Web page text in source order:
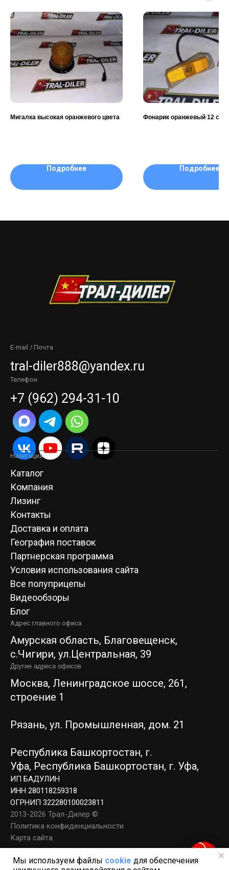
Мигалка высокая оранжевого цвета
Подробнее
Фонарик оранжевый 12 см
Подробнее
Мы используем файлы cookie для обеспечения
E-mail / Почта
tral-diler888@yandex.ru
Телефон
+7 (962) 294-31-10
Навигация
Каталог
Компания
Лизинг
Контакты
Доставка и оплата
География поставок
Партнерская программа
Условия использования сайта
Все полуприцепы
Видеообзоры
Блог
Адрес главного офиса
Амурская область, Благовещенск,
c.Чигири, ул.Центральная, 39
Другие адреса офисов
Москва, Ленинградское шоссе, 261,
строение 1
Рязань, ул. Промышленная, дом. 21
Республика Башкортостан, г.
Уфа, Республика Башкортостан, г. Уфа,
ИП БАДУЛИН
ИНН 280118259318
ОГРНИП 322280100023811
2013-2026 Трал-Дилер ©
Политика конфиденциальности
Карта сайта